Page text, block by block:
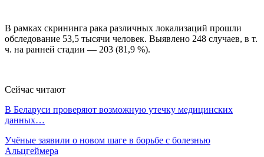
В рамках скрининга рака различных локализаций прошли
обследование 53,5 тысячи человек. Выявлено 248 случаев, в т.
ч. на ранней стадии — 203 (81,9 %).
Сейчас читают
В Беларуси проверяют возможную утечку медицинских
данных…
Учёные заявили о новом шаге в борьбе с болезнью
Альцгеймера